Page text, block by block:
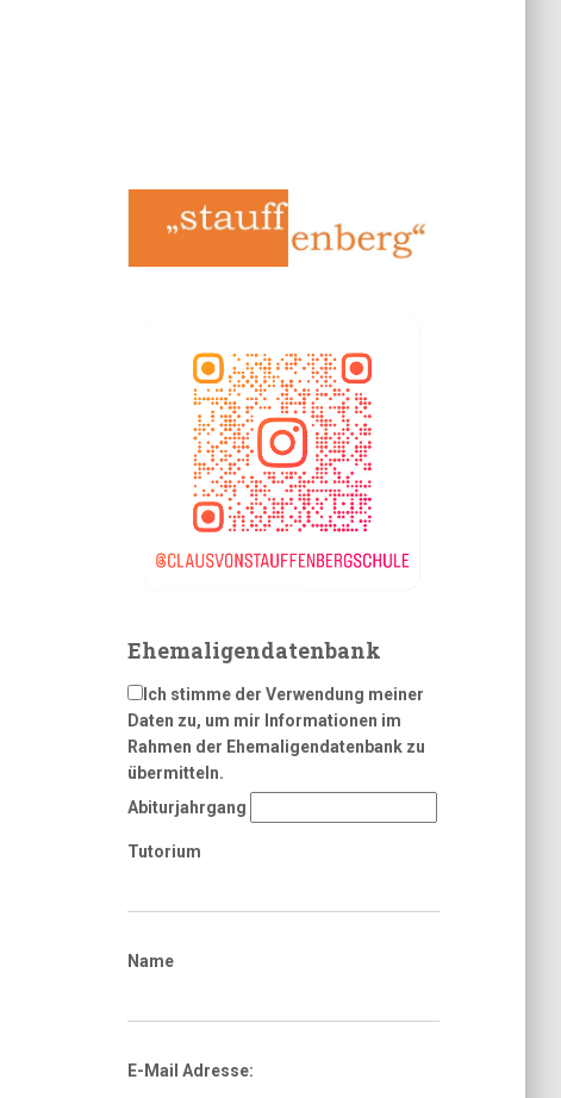
Ehemaligendatenbank
Ich stimme der Verwendung meiner
Daten zu, um mir Informationen im
Rahmen der Ehemaligendatenbank zu
übermitteln.
Abiturjahrgang
Tutorium
Name
E-Mail Adresse: